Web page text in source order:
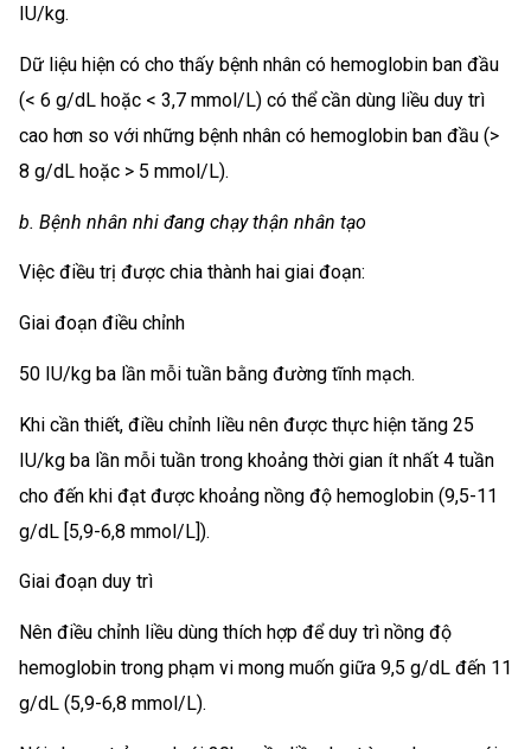
IU/kg.
Dữ liệu hiện có cho thấy bệnh nhân có hemoglobin ban đầu
(< 6 g/dL hoặc < 3,7 mmol/L) có thể cần dùng liều duy trì
cao hơn so với những bệnh nhân có hemoglobin ban đầu (>
8 g/dL hoặc > 5 mmol/L).
b. Bệnh nhân nhi đang chạy thận nhân tạo
Việc điều trị được chia thành hai giai đoạn:
Giai đoạn điều chỉnh
50 IU/kg ba lần mỗi tuần bằng đường tĩnh mạch.
Khi cần thiết, điều chỉnh liều nên được thực hiện tăng 25
IU/kg ba lần mỗi tuần trong khoảng thời gian ít nhất 4 tuần
cho đến khi đạt được khoảng nồng độ hemoglobin (9,5-11
g/dL [5,9-6,8 mmol/L]).
Giai đoạn duy trì
Nên điều chỉnh liều dùng thích hợp để duy trì nồng độ
hemoglobin trong phạm vi mong muốn giữa 9,5 g/dL đến 11
g/dL (5,9-6,8 mmol/L).